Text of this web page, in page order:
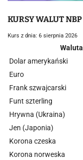
KURSY WALUT NBP
Kurs z dnia: 6 sierpnia 2026
Waluta
Dolar amerykański
Euro
Frank szwajcarski
Funt szterling
Hrywna (Ukraina)
Jen (Japonia)
Korona czeska
Korona norweska